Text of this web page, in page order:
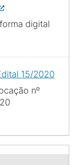
digital
15/2020
nº